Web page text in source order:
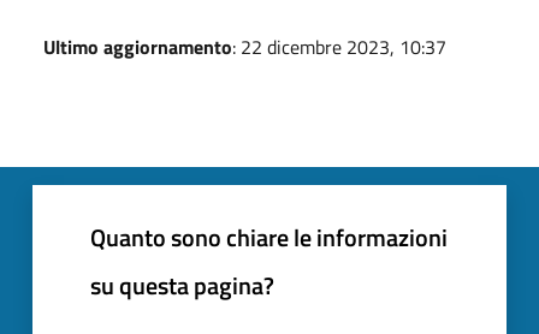
Ultimo aggiornamento: 22 dicembre 2023, 10:37
Quanto sono chiare le informazioni
su questa pagina?